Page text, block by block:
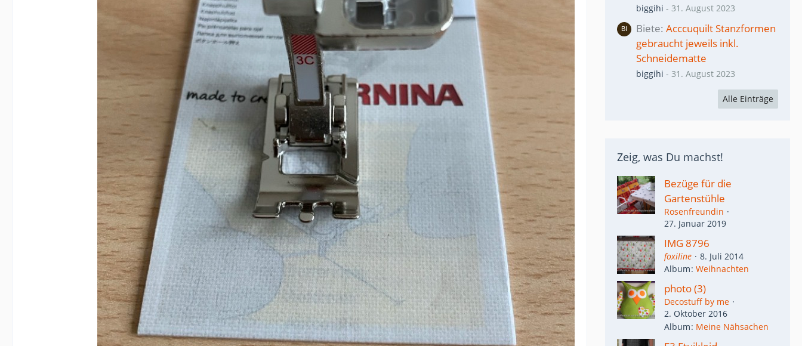
biggihi - 31. August 2023
Biete Acccuquilt Stanzformen
gebraucht jeweils inkl.
Schneidematte
biggihi - 31. August 2023
Alle Einträge
Zeig, was Du machst!
Bezüge für die
Gartenstühle
Rosenfreundin
27. Januar 2019
IMG 8796
foxiline
8. Juli 2014
Album Weihnachten
photo (3)
Decostuff by me
2. Oktober 2016
Album Meine Nähsachen